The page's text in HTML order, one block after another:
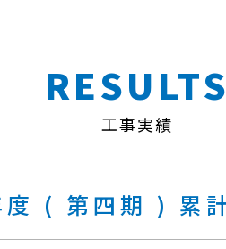
RESULTS
工事実績
度 ( 第四期 ) 累